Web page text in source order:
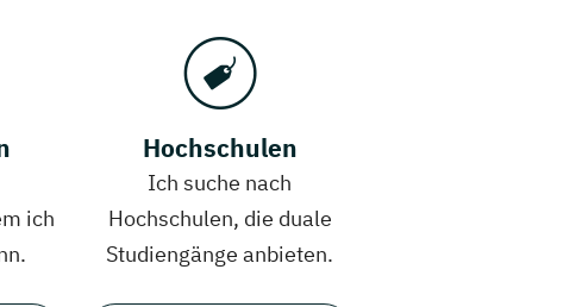
ich
Hochschulen
Ich suche nach
Hochschulen, die duale
Studiengänge anbieten.